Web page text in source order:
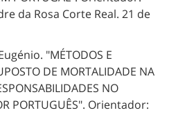
da Rosa Corte Real. 21 de
"MÉTODOS E
DE MORTALIDADE NA
NO
PORTUGUÊS". Orientador: